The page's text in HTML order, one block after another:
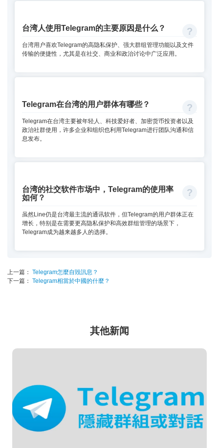
台湾人使用Telegram的主要原因是什么？
台湾用户喜欢Telegram的高隐私保护、强大群组管理功能以及文件
传输的便捷性，尤其是在社交、商业和政治讨论中广泛应用。
Telegram在台湾的用户群体有哪些？
Telegram在台湾主要被年轻人、科技爱好者、加密货币投资者以及
政治社群使用，许多企业和组织也利用Telegram进行团队沟通和信
息发布。
台湾的社交软件市场中，Telegram的使用率
如何？
虽然Line仍是台湾最主流的通讯软件，但Telegram的用户群体正在
增长，特别是在需要更高隐私保护和高效群组管理的场景下，
Telegram成为越来越多人的选择。
上一篇： Telegram怎麼自毀訊息？
下一篇： Telegram相當於中國的什麼？
其他新闻